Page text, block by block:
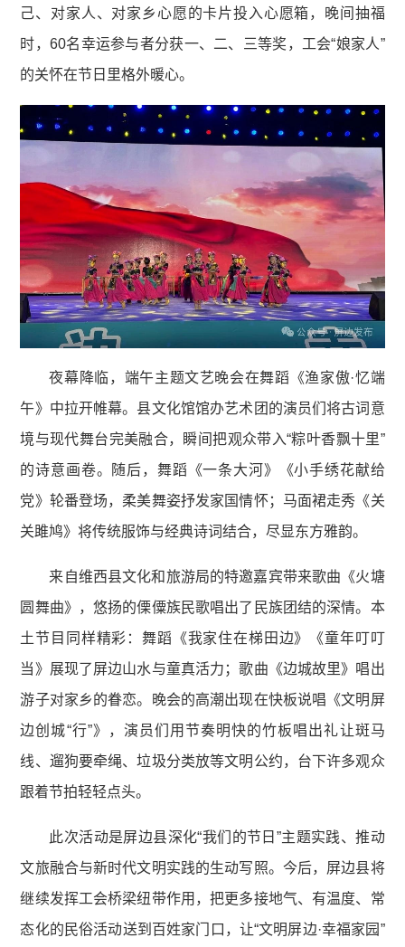
己、对家人、对家乡心愿的卡片投入心愿箱，晚间抽福
时，60名幸运参与者分获一、二、三等奖，工会“娘家人”
的关怀在节日里格外暖心。
夜幕降临，端午主题文艺晚会在舞蹈《渔家傲·忆端
午》中拉开帷幕。县文化馆馆办艺术团的演员们将古词意
境与现代舞台完美融合，瞬间把观众带入“粽叶香飘十里”
的诗意画卷。随后，舞蹈《一条大河》《小手绣花献给
党》轮番登场，柔美舞姿抒发家国情怀；马面裙走秀《关
关雎鸠》将传统服饰与经典诗词结合，尽显东方雅韵。
来自维西县文化和旅游局的特邀嘉宾带来歌曲《火塘
圆舞曲》，悠扬的傈僳族民歌唱出了民族团结的深情。本
土节目同样精彩：舞蹈《我家住在梯田边》《童年叮叮
当》展现了屏边山水与童真活力；歌曲《边城故里》唱出
游子对家乡的眷恋。晚会的高潮出现在快板说唱《文明屏
边创城“行”》，演员们用节奏明快的竹板唱出礼让斑马
线、遛狗要牵绳、垃圾分类放等文明公约，台下许多观众
跟着节拍轻轻点头。
此次活动是屏边县深化“我们的节日”主题实践、推动
文旅融合与新时代文明实践的生动写照。今后，屏边县将
继续发挥工会桥梁纽带作用，把更多接地气、有温度、常
态化的民俗活动送到百姓家门口，让“文明屏边·幸福家园”